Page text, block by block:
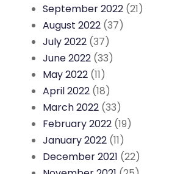
September 2022 (21)
August 2022 (37)
July 2022 (37)
June 2022 (33)
May 2022 (11)
April 2022 (18)
March 2022 (33)
February 2022 (19)
January 2022 (11)
December 2021 (22)